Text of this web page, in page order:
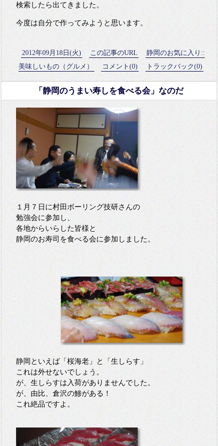
検索したら出てきました。
今度は自分で作ってみようと思います。
2012年09月18日(火) この記事のURL
静岡のお気に入り::
美味しいもの（グルメ）
コメント(0) トラックバック(0)
「静岡のうまい寿しを食べる会」なのだ
１月７日に村田ボーリング技研さんの
勉強会に参加し、
各地からいらした皆様と
静岡のお寿司を食べる会に参加しました。
静岡といえば「桜海老」と「生しらす」
これは外せないでしょう。
が、生しらすは入荷がありませんでした。
が、由比、倉沢の鯵がある！
これ絶品ですよ。